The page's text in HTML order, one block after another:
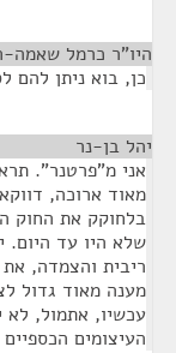
היו"ר כרמל שאמה-
כן, בוא ניתן להם
יהל בן-נר
אני מ"פרטנר".
מאוד ארוכה,
בלחוקק את החוק
שלא היו עד היום.
ריבית והצמדה,
מענה מאוד גדול
עכשיו, אתמול, לא
העיצומים